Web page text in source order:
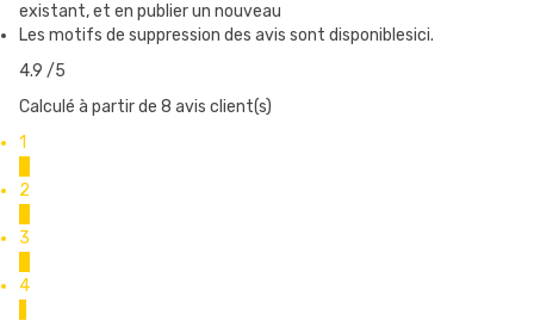
U-TECH 0.60 OHM
Résistance en acier de 0.60 ohm, conçue pour le kit PockeX en
inhalation directe. Elle peut être utilisée sur d’autres modèles
entre 18 et 23 watts.
Il y a plusieurs signes pour détecter une résistance en fin de vie :
existant, et en publier un nouveau
Les motifs de suppression des avis sont disponiblesici.
4.9 /5
Calculé à partir de 8 avis client(s)
1
2
3
4